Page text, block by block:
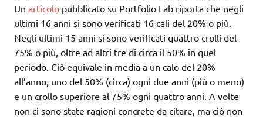
Un articolo pubblicato su Portfolio Lab riporta che negli
ultimi 16 anni si sono verificati 16 cali del 20% o più.
Negli ultimi 15 anni si sono verificati quattro crolli del
75% o più, oltre ad altri tre di circa il 50% in quel
periodo. Ciò equivale in media a un calo del 20%
all’anno, uno del 50% (circa) ogni due anni (più o meno)
e un crollo superiore al 75% ogni quattro anni. A volte
non ci sono state ragioni concrete da citare, ma ciò non